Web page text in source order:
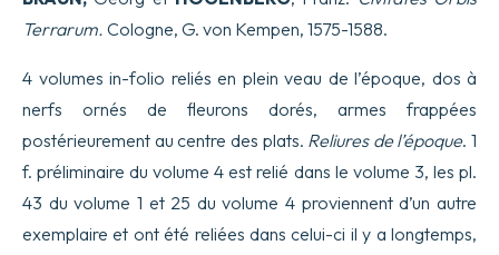
Terrarum. Cologne, G. von Kempen, 1575-1588.
4 volumes in-folio reliés en plein veau de l’époque, dos à
nerfs ornés de fleurons dorés, armes frappées
postérieurement au centre des plats. Reliures de l’époque. 1
f. préliminaire du volume 4 est relié dans le volume 3, les pl.
43 du volume 1 et 25 du volume 4 proviennent d’un autre
exemplaire et ont été reliées dans celui-ci il y a longtemps,